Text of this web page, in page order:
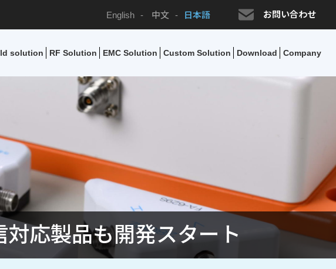
English - 中文 - 日本語 お問い合わせ
solution RF Solution EMC Solution Custom Solution Download Company
応製品も開発スタート